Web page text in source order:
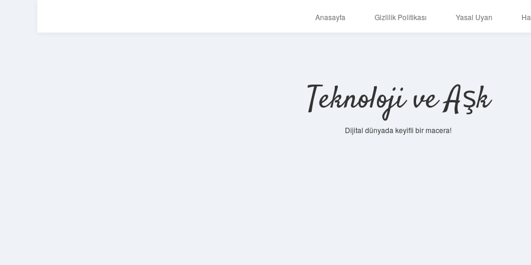
Anasayfa Gizlilik Politikası Yasal Uyarı
Teknoloji ve Aşk
Dijital dünyada keyifli bir macera!